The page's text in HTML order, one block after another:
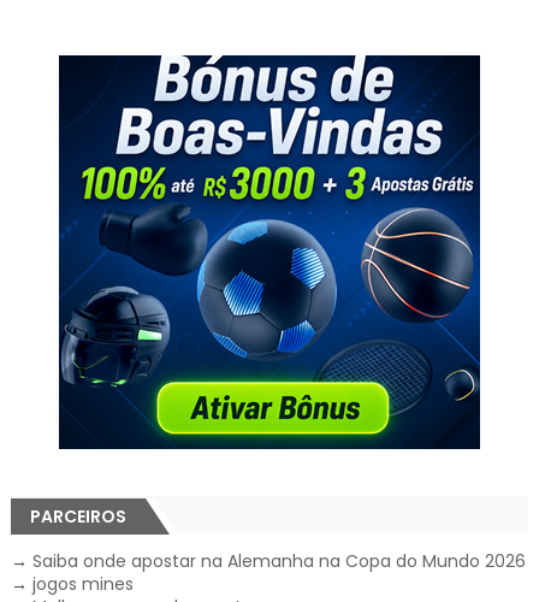
PARCEIROS
→ Saiba onde apostar na Alemanha na Copa do Mundo 2026
→ jogos mines